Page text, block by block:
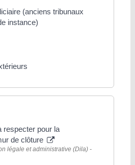
(anciens tribunaux
instance)
respecter pour la
de clôture
légale et administrative (Dila) -